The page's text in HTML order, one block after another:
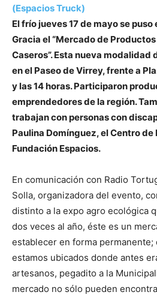
El frío jueves 17 de mayo se
Gracia el “Mercado de
Caseros”. Esta nueva
en el Paseo de Virrey, frente a
y las 14 horas. Participaron
emprendedores de la región.
trabajan con personas con
Paulina Domínguez, el Centro
Fundación Espacios.
En comunicación con Radio
Solla, organizadora del evento,
distinto a la expo agro ecológica
dos veces al año, éste es un
establecer en forma permanente;
estamos ubicados donde antes
artesanos, pegadito a la
mercado no sólo pueden